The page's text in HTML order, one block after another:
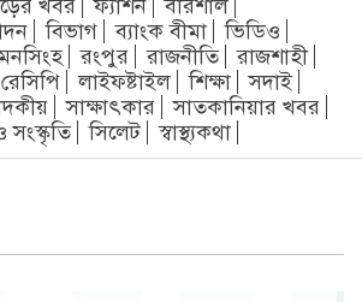
খবর ফ্যাশন
বরিশাল
বিভাগ ব্যাংক বীমা
ভিডিও
রংপুর রাজনীতি
রাজশাহী
রেসিপি লাইফষ্টাইল শিক্ষা
সদাই
সাক্ষাৎকার
সাতকানিয়ার খবর
সংস্কৃতি সিলেট স্বাস্থ্যকথা